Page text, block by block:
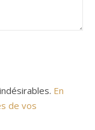
En
de vos